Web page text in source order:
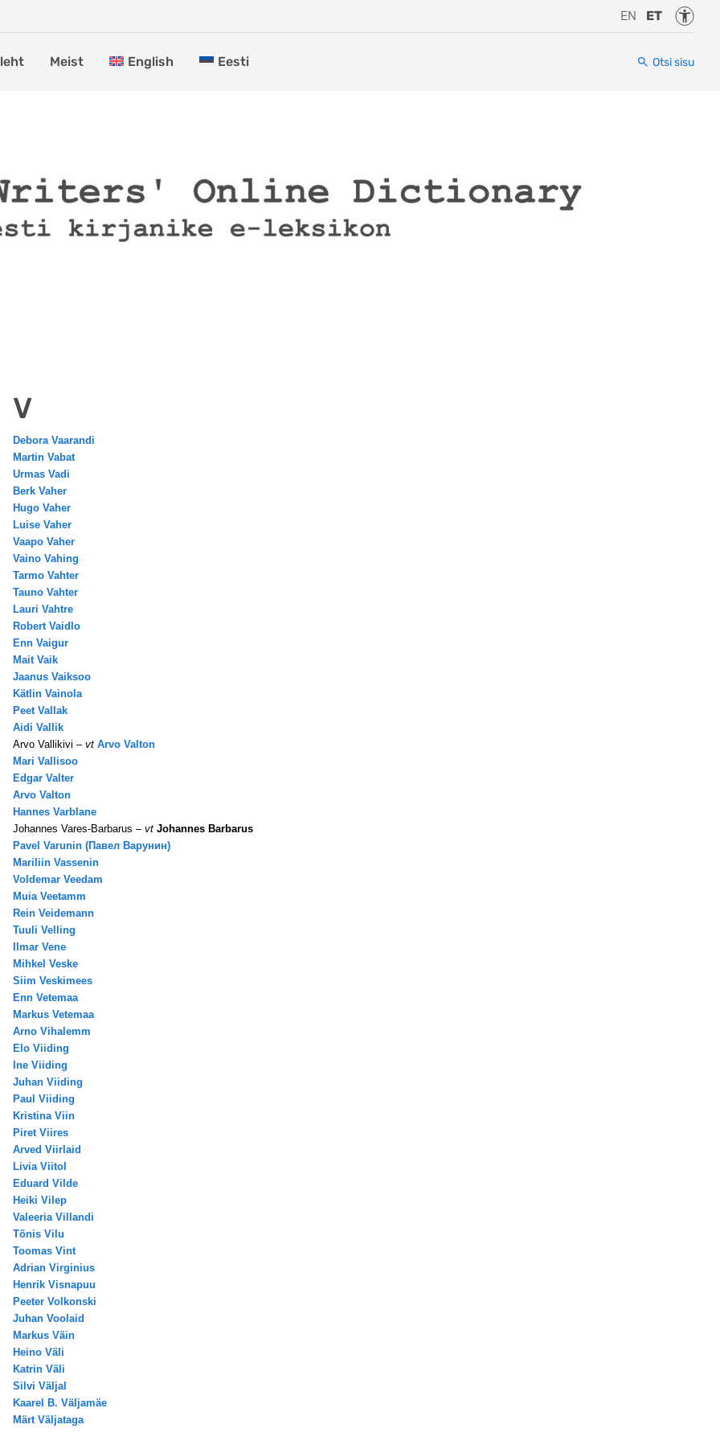
EN ET
Meist English Eesti Otsi sisu
V
Debora Vaarandi
Martin Vabat
Urmas Vadi
Berk Vaher
Hugo Vaher
Luise Vaher
Vaapo Vaher
Vaino Vahing
Tarmo Vahter
Tauno Vahter
Lauri Vahtre
Robert Vaidlo
Enn Vaigur
Mait Vaik
Jaanus Vaiksoo
Kätlin Vainola
Peet Vallak
Aidi Vallik
Arvo Vallikivi – vt Arvo Valton
Mari Vallisoo
Edgar Valter
Arvo Valton
Hannes Varblane
Johannes Vares-Barbarus – vt Johannes Barbarus
Pavel Varunin (Павел Варунин)
Mariliin Vassenin
Voldemar Veedam
Muia Veetamm
Rein Veidemann
Tuuli Velling
Ilmar Vene
Mihkel Veske
Siim Veskimees
Enn Vetemaa
Markus Vetemaa
Arno Vihalemm
Elo Viiding
Ine Viiding
Juhan Viiding
Paul Viiding
Kristina Viin
Piret Viires
Arved Viirlaid
Livia Viitol
Eduard Vilde
Heiki Vilep
Valeeria Villandi
Tõnis Vilu
Toomas Vint
Adrian Virginius
Henrik Visnapuu
Peeter Volkonski
Juhan Voolaid
Markus Väin
Heino Väli
Katrin Väli
Silvi Väljal
Kaarel B. Väljamäe
Märt Väljataga